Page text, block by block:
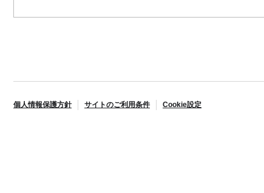
個人情報保護方針 サイトのご利用条件 Cookie設定